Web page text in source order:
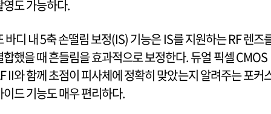
영도 가능하다.
바디 내 5축 손떨림 보정(IS) 기능은 IS를 지원하는 RF 렌즈
합했을 때 흔들림을 효과적으로 보정한다. 듀얼 픽셀 CMOS
II와 함께 초점이 피사체에 정확히 맞았는지 알려주는 포커
이드 기능도 매우 편리하다.